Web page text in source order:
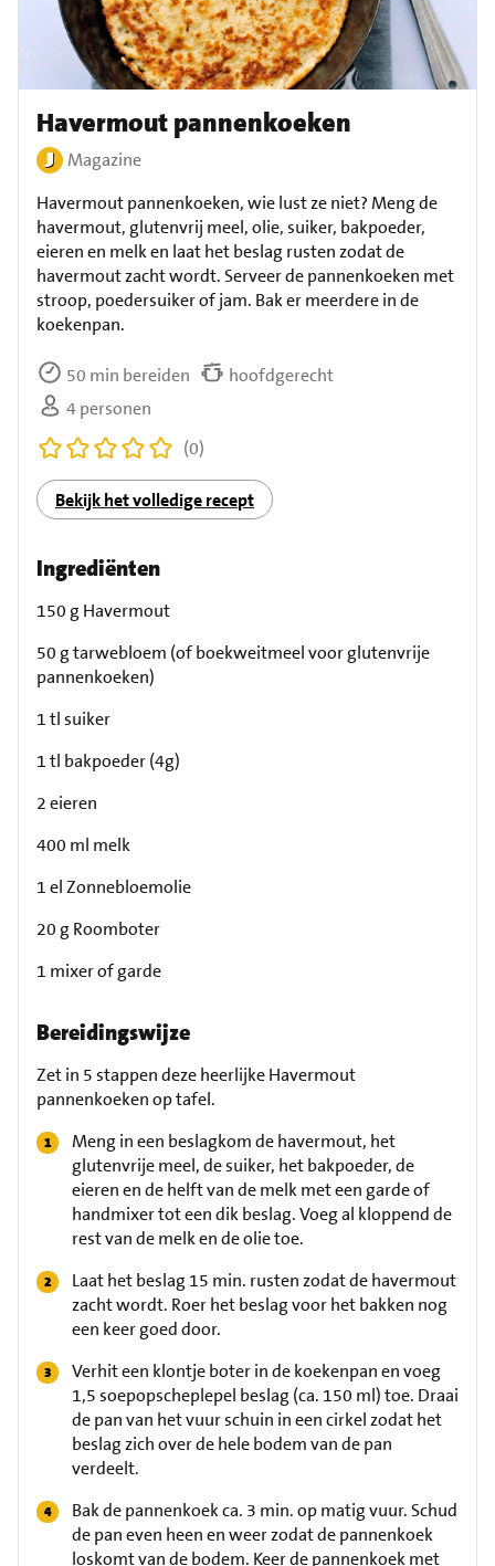
Havermout pannenkoeken
Magazine
Havermout pannenkoeken, wie lust ze niet? Meng de
havermout, glutenvrij meel, olie, suiker, bakpoeder,
eieren en melk en laat het beslag rusten zodat de
havermout zacht wordt. Serveer de pannenkoeken met
stroop, poedersuiker of jam. Bak er meerdere in de
koekenpan.
50 min bereiden
hoofdgerecht
4 personen
(0)
Bekijk het volledige recept
Ingrediënten
150 g Havermout
50 g tarwebloem (of boekweitmeel voor glutenvrije
pannenkoeken)
1 tl suiker
1 tl bakpoeder (4g)
2 eieren
400 ml melk
1 el Zonnebloemolie
20 g Roomboter
1 mixer of garde
Bereidingswijze
Zet in 5 stappen deze heerlijke Havermout
pannenkoeken op tafel.
Meng in een beslagkom de havermout, het
glutenvrije meel, de suiker, het bakpoeder, de
eieren en de helft van de melk met een garde of
handmixer tot een dik beslag. Voeg al kloppend de
rest van de melk en de olie toe.
Laat het beslag 15 min. rusten zodat de havermout
zacht wordt. Roer het beslag voor het bakken nog
een keer goed door.
Verhit een klontje boter in de koekenpan en voeg
1,5 soepopscheplepel beslag (ca. 150 ml) toe. Draai
de pan van het vuur schuin in een cirkel zodat het
beslag zich over de hele bodem van de pan
verdeelt.
Bak de pannenkoek ca. 3 min. op matig vuur. Schud
de pan even heen en weer zodat de pannenkoek
loskomt van de bodem. Keer de pannenkoek met